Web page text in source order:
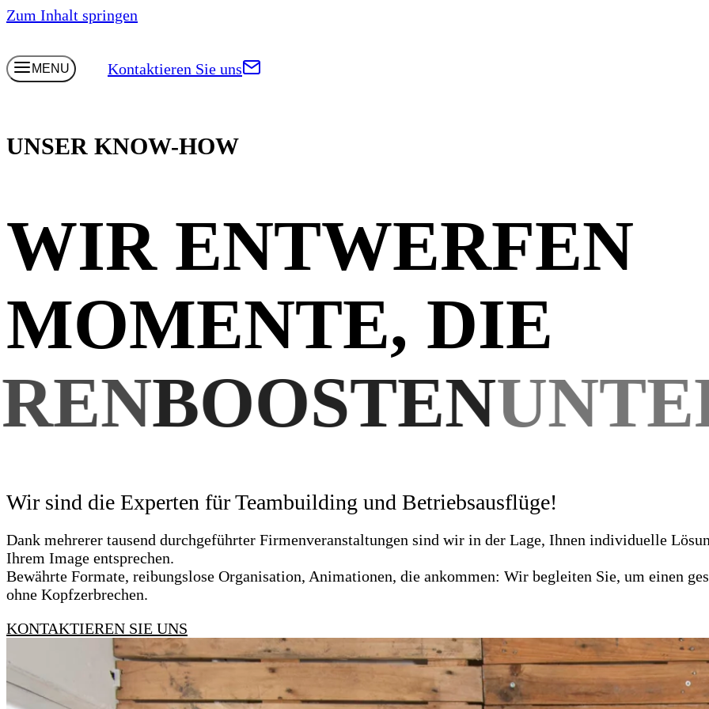
Zum Inhalt springen
MENU Kontaktieren Sie uns
UNSER KNOW-HOW
WIR ENTWERFEN
MOMENTE, DIE
Wir sind die Experten für Teambuilding und Betriebsausflüge!
Dank mehrerer tausend durchgeführter Firmenveranstaltungen sind wir in der Lage, Ihnen individuelle
Ihrem Image entsprechen.
Bewährte Formate, reibungslose Organisation, Animationen, die ankommen: Wir begleiten Sie, um einen
ohne Kopfzerbrechen.
KONTAKTIEREN SIE UNS